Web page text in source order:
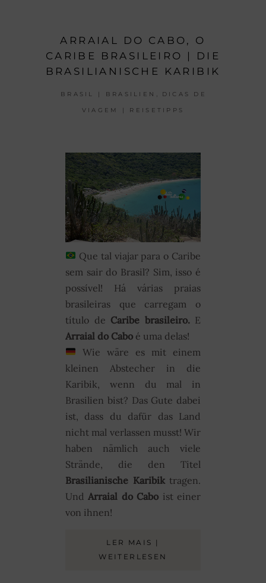
ARRAIAL DO CABO, O
CARIBE BRASILEIRO | DIE
BRASILIANISCHE KARIBIK
BRASIL | BRASILIEN DICAS DE
VIAGEM | REISETIPPS
Que tal viajar para o Caribe
sem sair do Brasil? Sim, isso é
possível! Há várias praias
brasileiras que carregam o
título de Caribe brasileiro.E
Arraial do Cabo é uma delas!
Wie wäre es mit einem
kleinen Abstecher in die
Karibik, wenn du mal in
Brasilien bist? Das Gute dabei
ist, dass du dafür das Land
nicht mal verlassen musst! Wir
haben nämlich auch viele
Strände, die den Titel
Brasilianische Karibiktragen.
UndArraial do Cabo ist einer
von ihnen!
LER MAIS |
WEITERLESEN